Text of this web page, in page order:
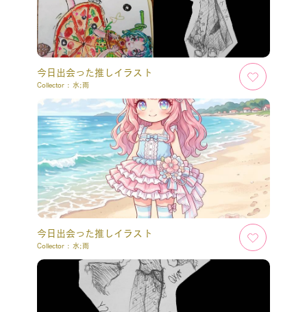
今日出会った推しイラスト
Collector : 水;雨
今日出会った推しイラスト
Collector : 水;雨